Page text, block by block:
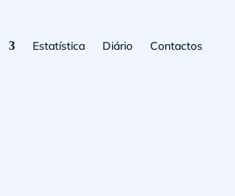
Estatística Diário Contactos